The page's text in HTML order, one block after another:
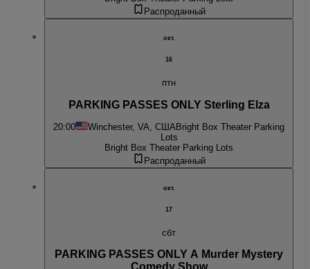
Распроданный
окт.
16
птн
PARKING PASSES ONLY Sterling Elza
20:00 Winchester, VA, СШАBright Box Theater Parking
Lots
Bright Box Theater Parking Lots
Распроданный
окт.
17
сбт
PARKING PASSES ONLY A Murder Mystery